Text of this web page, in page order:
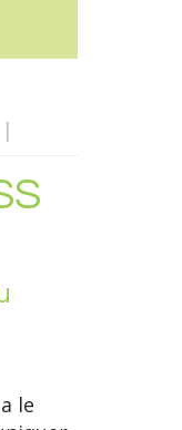
|
le